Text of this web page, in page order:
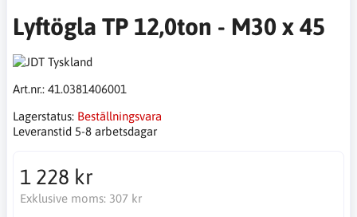
Lyftögla TP 12,0ton - M30 x 45
Art.nr.: 41.0381406001
Lagerstatus: Beställningsvara
Leveranstid 5-8 arbetsdagar
1 228 kr
Exklusive moms: 307 kr